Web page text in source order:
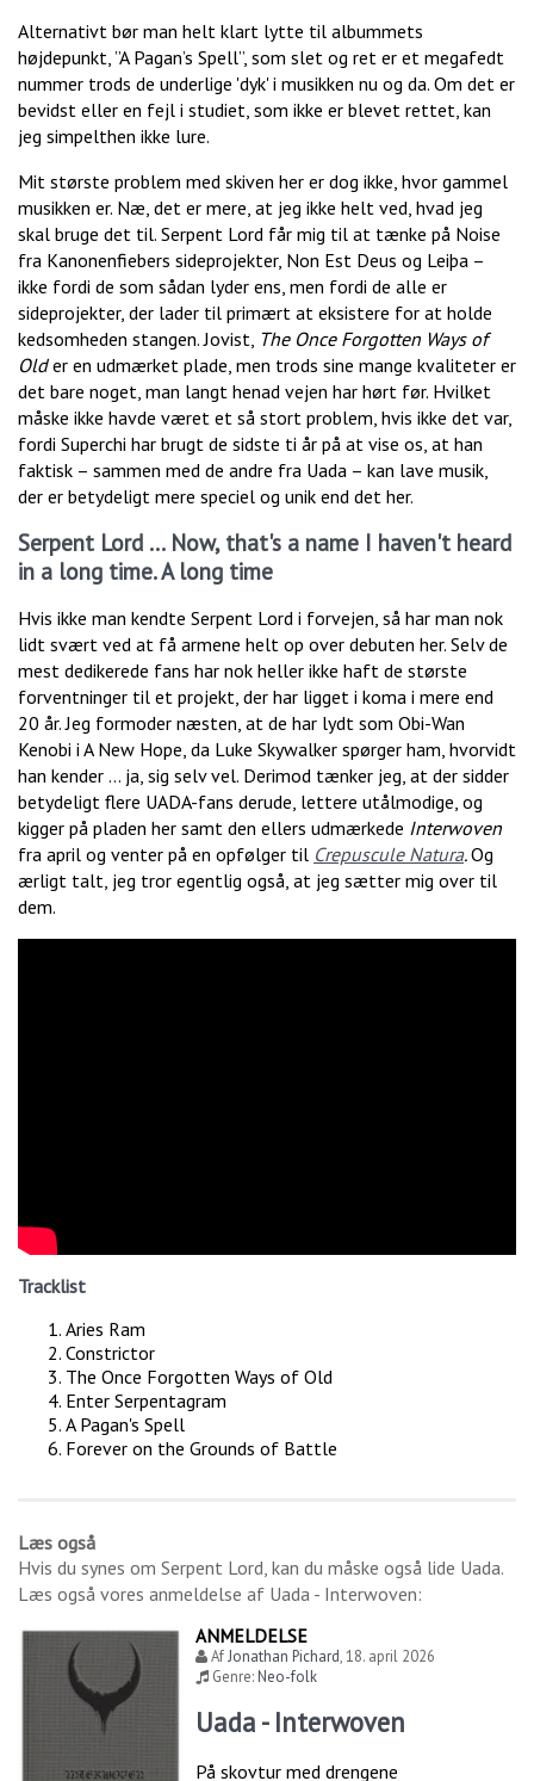
Alternativt bør man helt klart lytte til albummets
højdepunkt, ”A Pagan’s Spell”, som slet og ret er et megafedt
nummer trods de underlige 'dyk' i musikken nu og da. Om det er
bevidst eller en fejl i studiet, som ikke er blevet rettet, kan
jeg simpelthen ikke lure.
Mit største problem med skiven her er dog ikke, hvor gammel
musikken er. Næ, det er mere, at jeg ikke helt ved, hvad jeg
skal bruge det til. Serpent Lord får mig til at tænke på Noise
fra Kanonenfiebers sideprojekter, Non Est Deus og Leiþa –
ikke fordi de som sådan lyder ens, men fordi de alle er
sideprojekter, der lader til primært at eksistere for at holde
kedsomheden stangen. Jovist, The Once Forgotten Ways of
Older en udmærket plade, men trods sine mange kvaliteter er
det bare noget, man langt henad vejen har hørt før. Hvilket
måske ikke havde været et så stort problem, hvis ikke det var,
fordi Superchi har brugt de sidste ti år på at vise os, at han
faktisk – sammen med de andre fra Uada – kan lave musik,
der er betydeligt mere speciel og unik end det her.
Serpent Lord ... Now, that's a name I haven't heard
in a long time. A long time
Hvis ikke man kendte Serpent Lord i forvejen, så har man nok
lidt svært ved at få armene helt op over debuten her. Selv de
mest dedikerede fans har nok heller ikke haft de største
forventninger til et projekt, der har ligget i koma i mere end
20 år. Jeg formoder næsten, at de har lydt som Obi-Wan
Kenobi i A New Hope, da Luke Skywalker spørger ham, hvorvidt
han kender … ja, sig selv vel. Derimod tænker jeg, at der sidder
betydeligt flere UADA-fans derude, lettere utålmodige, og
kigger på pladen her samt den ellers udmærkede Interwoven
fra april og venter på en opfølger til Crepuscule Natura.Og
ærligt talt, jeg tror egentlig også, at jeg sætter mig over til
dem.
Tracklist
Aries Ram
Constrictor
The Once Forgotten Ways of Old
Enter Serpentagram
A Pagan's Spell
Forever on the Grounds of Battle
Læs også
Hvis du synes om Serpent Lord, kan du måske også lide Uada.
Læs også vores anmeldelse af Uada - Interwoven:
ANMELDELSE
AfJonathan Pichard,18. april 2026
Genre:Neo-folk
Uada - Interwoven
På skovtur med drengene